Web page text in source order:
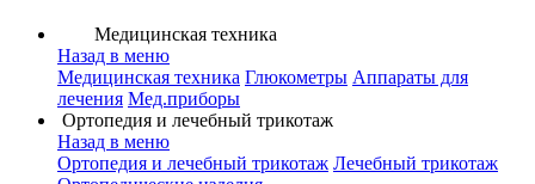
Медицинская техника
Назад в меню
Медицинская техника Глюкометры Аппараты для
лечения Мед.приборы
Ортопедия и лечебный трикотаж
Назад в меню
Ортопедия и лечебный трикотаж Лечебный трикотаж